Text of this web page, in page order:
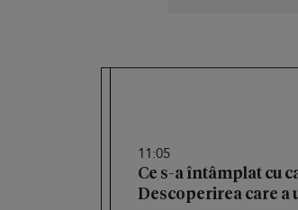
11:05
Ce s-a întâmplat cu
Descoperirea care a